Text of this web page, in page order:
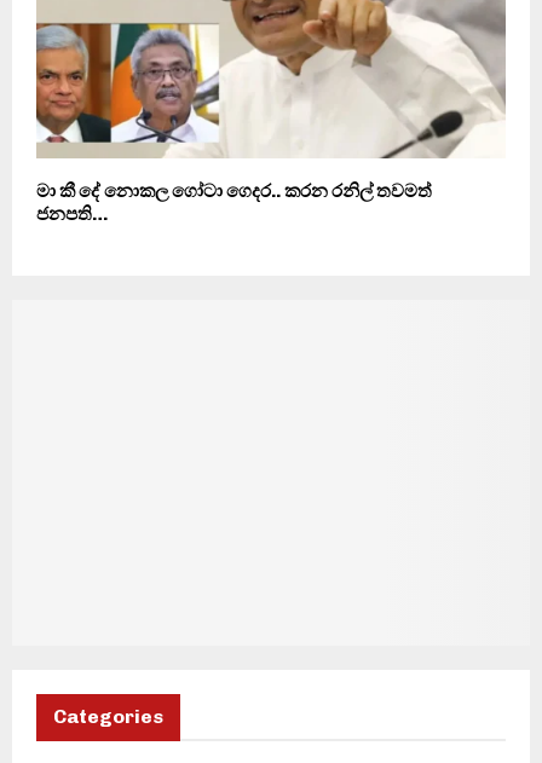
මා කී දේ නොකල ගෝටා ගෙදර.. කරන රනිල් තවමත්
ජනපති…
Categories